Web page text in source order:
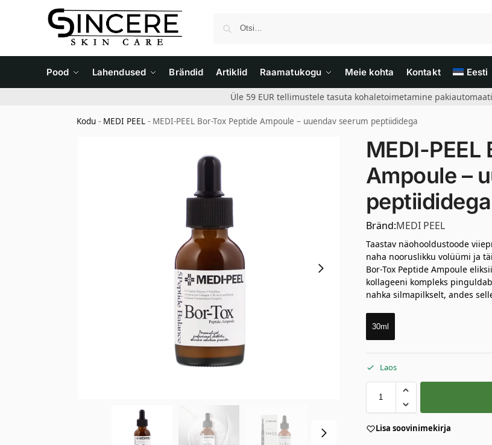
Pood Lahendused Brändid Artiklid Raamatukogu Meie kohta Kontakt Eesti
Üle 59 EUR tellimustele tasuta kohaletoimetamine
Kodu - MEDI PEEL - MEDI-PEEL Bor-Tox Peptide Ampoule – uuendav seerum peptiididega
MEDI-PEEL
Ampoule –
peptiididega
Bränd:MEDI PEEL
Taastav näohooldustoode
naha nooruslikku volüümi ja
Bor-Tox Peptide Ampoule
kollageeni kompleks
nahka silmapilkselt, andes
30ml
Laos
Lisa soovinimekirja